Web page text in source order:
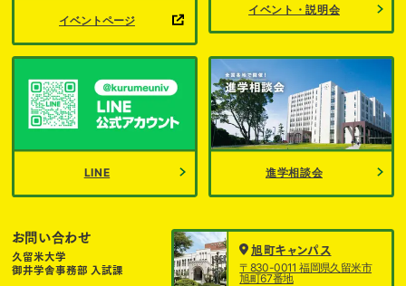
イベントページ
イベント・説明会
LINE 進学相談会
お問い合わせ
久留米大学
御井学舎事務部 入試課
旭町キャンパス
〒830-0011 福岡県久留米市
旭町67番地